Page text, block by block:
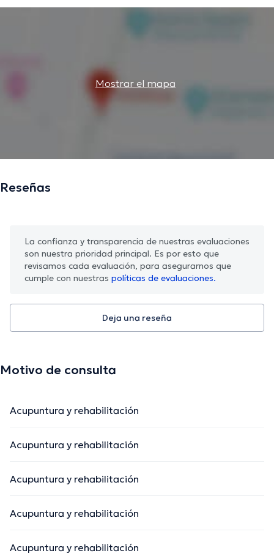
Mostrar el mapa
Reseñas
La confianza y transparencia de nuestras evaluaciones
son nuestra prioridad principal. Es por esto que
revisamos cada evaluación, para asegurarnos que
cumple con nuestras políticas de evaluaciones.
Deja una reseña
Motivo de consulta
Acupuntura y rehabilitación
Acupuntura y rehabilitación
Acupuntura y rehabilitación
Acupuntura y rehabilitación
Acupuntura y rehabilitación